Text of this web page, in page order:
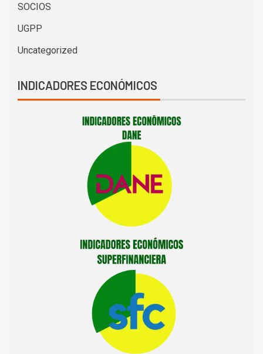
SOCIOS
UGPP
Uncategorized
INDICADORES ECONÓMICOS